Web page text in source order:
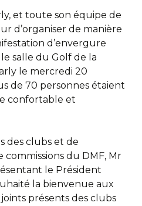
et toute son équipe de
d’organiser de manière
d’envergure
salle du Golf de la
le mercredi 20
de 70 personnes étaient
confortable et
des clubs et de
du DMF, Mr
le Président
la bienvenue aux
présents des clubs